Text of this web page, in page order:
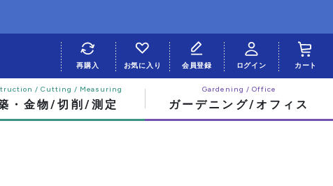
・金物/切削/測定 ガーデニング/オフィス
再購入 お気に入り 会員登録 ログイン カート